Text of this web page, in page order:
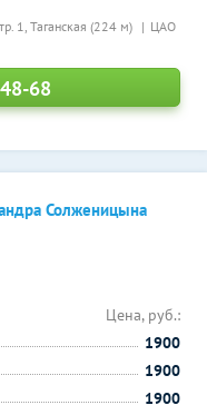
1,Таганская (224 м) ЦАО
68
Солженицына
Цена, руб.:
1900
1900
1900